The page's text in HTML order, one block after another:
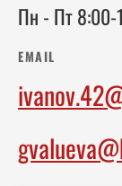
Пн - Пт 8:00-
EMAIL